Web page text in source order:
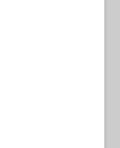
coerenza
patria che
che è